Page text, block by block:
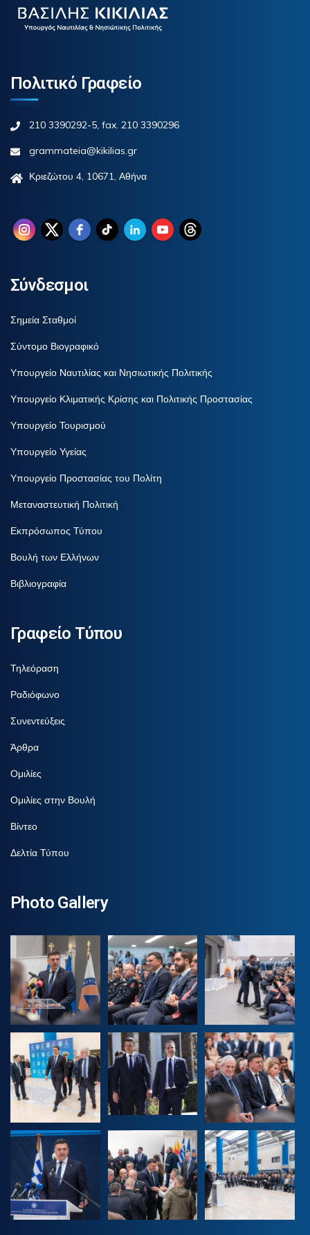
Πολιτικό Γραφείο
210 3390292-5, fax. 210 3390296
grammateia@kikilias.gr
Κριεζώτου 4, 10671, Αθήνα
Σύνδεσμοι
Σημεία Σταθμοί
Σύντομο Βιογραφικό
Υπουργείο Ναυτιλίας και Νησιωτικής Πολιτικής
Υπουργείο Κλιματικής Κρίσης και Πολιτικής Προστασίας
Υπουργείο Τουρισμού
Υπουργείο Υγείας
Υπουργείο Προστασίας του Πολίτη
Μεταναστευτική Πολιτική
Εκπρόσωπος Τύπου
Βουλή των Ελλήνων
Βιβλιογραφία
Γραφείο Τύπου
Τηλεόραση
Ραδιόφωνο
Συνεντεύξεις
Άρθρα
Ομιλίες
Ομιλίες στην Βουλή
Βίντεο
Δελτία Τύπου
Photo Gallery